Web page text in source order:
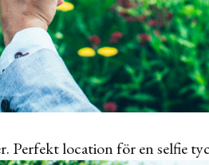
Perfekt location för en selfie